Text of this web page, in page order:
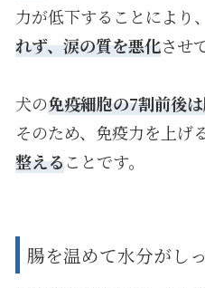
力が低下することにより、
れず、涙の質を悪化させ
犬の免疫細胞の7割前後
そのため、免疫力を上げ
整えることです。
腸を温めて水分がし